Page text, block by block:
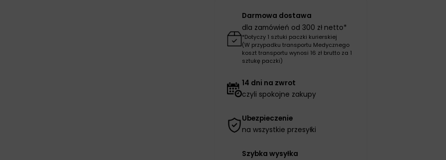
Darmowa dostawa
dla zamówień od 300 zł netto*
*Dotyczy 1 sztuki paczki kurierskiej
(W przypadku transportu Medycznego
koszt transportu wynosi 16 zł brutto za 1
sztukę paczki)
14 dni na zwrot
czyli spokojne zakupy
Ubezpieczenie
na wszystkie przesyłki
Szybka wysyłka